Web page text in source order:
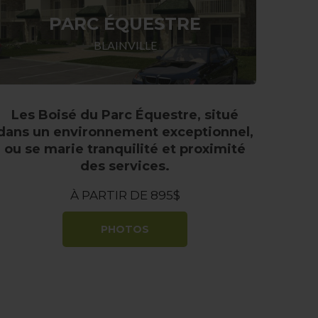
PARC ÉQUESTRE
BLAINVILLE
Les Boisé du Parc Équestre, situé
un environnement exceptionnel,
ou se marie tranquilité et proximité
des services.
À PARTIR DE 895$
PHOTOS